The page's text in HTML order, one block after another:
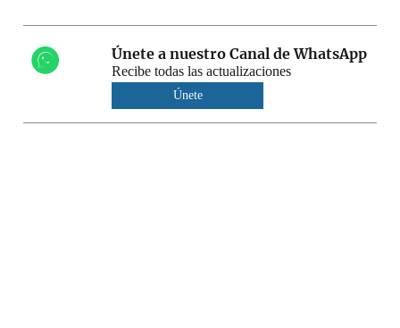
Únete a nuestro Canal de WhatsApp
Recibe todas las actualizaciones
Únete